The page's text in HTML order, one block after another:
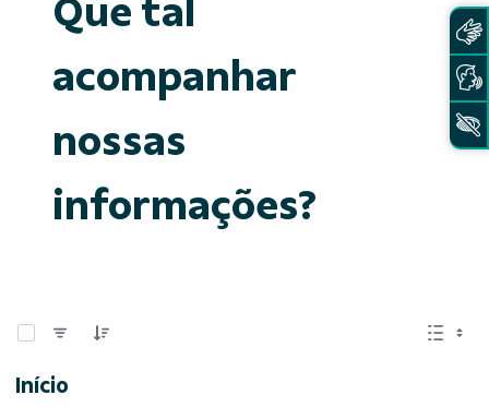
Que tal
acompanhar
nossas
informações?
Início